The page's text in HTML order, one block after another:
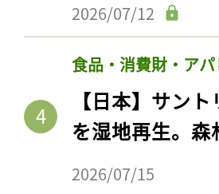
2026/07/12
食品・消費財・ア
【日本】サン
を湿地再生。
2026/07/15